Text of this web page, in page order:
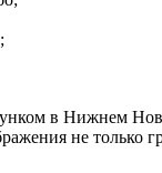
в Нижнем
не